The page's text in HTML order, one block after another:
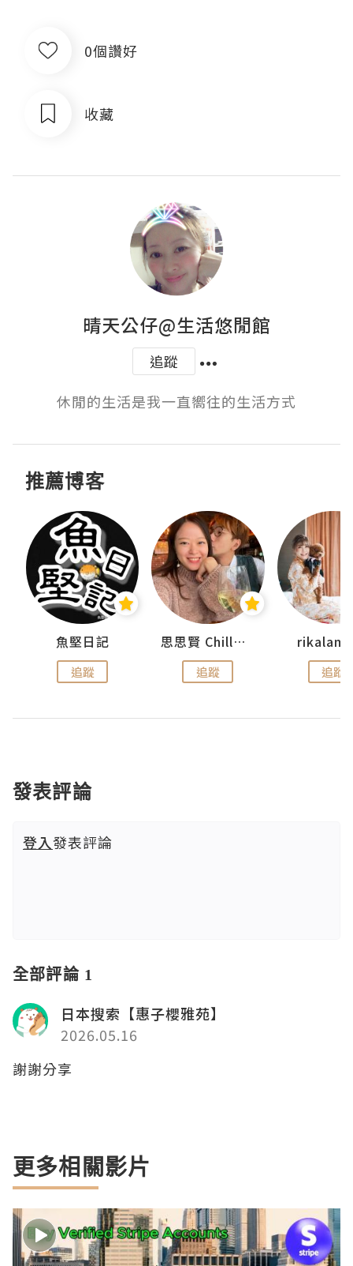
0個讚好
收藏
晴天公仔@生活悠閒館
追蹤
休閒的生活是我一直嚮往的生活方式
推薦博客
魚堅日記
追蹤
思思賢 ChillMyBabe
追蹤 追蹤
發表評論
登入發表評論
全部評論 1
日本搜索【惠子櫻雅苑】
2026.05.16
謝謝分享
更多相關影片